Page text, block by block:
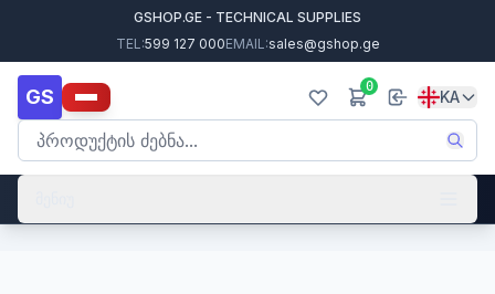
GSHOP.GE - TECHNICAL SUPPLIES
TEL:599 127 000EMAIL:sales@gshop.ge
GS 0
KA